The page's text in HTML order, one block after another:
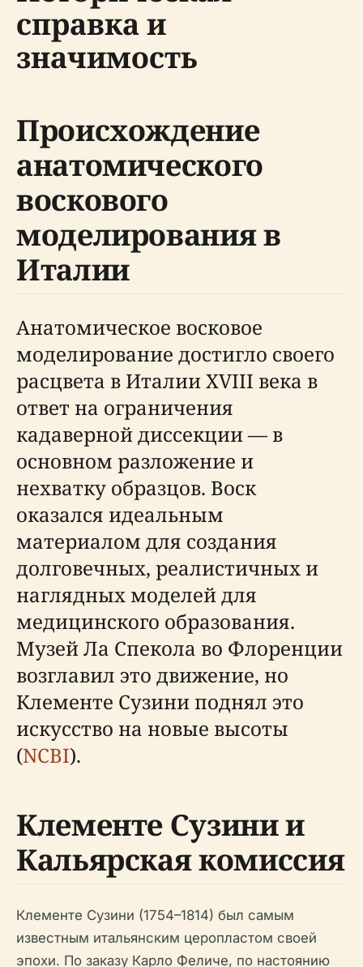
справка и
значимость
Происхождение
анатомического
воскового
моделирования в
Италии
Анатомическое восковое
моделирование достигло своего
расцвета в Италии XVIII века в
ответ на ограничения
кадаверной диссекции — в
основном разложение и
нехватку образцов. Воск
оказался идеальным
материалом для создания
долговечных, реалистичных и
наглядных моделей для
медицинского образования.
Музей Ла Спекола во Флоренции
возглавил это движение, но
Клементе Сузини поднял это
искусство на новые высоты
(NCBI).
Клементе Сузини и
Кальярская комиссия
Клементе Сузини (1754–1814) был самым
известным итальянским церопластом своей
эпохи. По заказу Карло Феличе, по настоянию